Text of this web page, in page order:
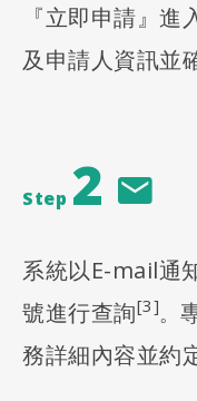
『立即申請』
及申請人資訊並
Step 2
系統以E-mail通
號進行查詢[3]。
務詳細內容並約